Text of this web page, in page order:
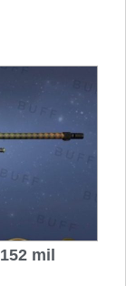
mil